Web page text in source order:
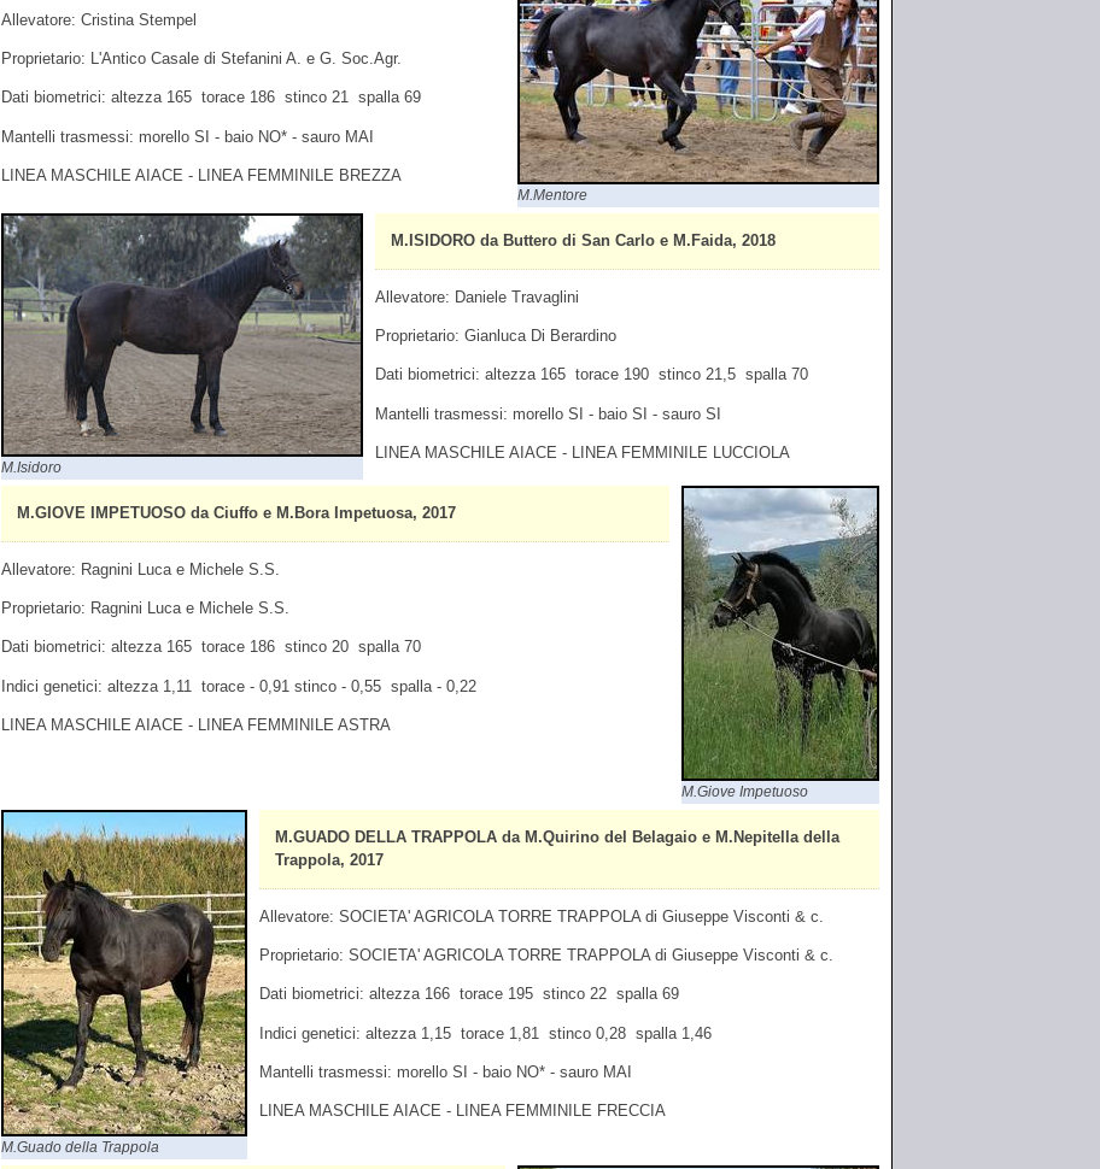
M.Mentore
Allevatore: Cristina Stempel
Proprietario: L'Antico Casale di Stefanini A. e G. Soc.Agr.
Dati biometrici: altezza 165 torace 186 stinco 21 spalla 69
Mantelli trasmessi: morello SI - baio NO* - sauro MAI
LINEA MASCHILE AIACE - LINEA FEMMINILE BREZZA
M.Isidoro
M.ISIDORO da Buttero di San Carlo e M.Faida, 2018
Allevatore: Daniele Travaglini
Proprietario: Gianluca Di Berardino
Dati biometrici: altezza 165 torace 190 stinco 21,5 spalla 70
Mantelli trasmessi: morello SI - baio SI - sauro SI
LINEA MASCHILE AIACE - LINEA FEMMINILE LUCCIOLA
M.Giove Impetuoso
M.GIOVE IMPETUOSO da Ciuffo e M.Bora Impetuosa, 2017
Allevatore: Ragnini Luca e Michele S.S.
Proprietario: Ragnini Luca e Michele S.S.
Dati biometrici: altezza 165 torace 186 stinco 20 spalla 70
Indici genetici: altezza 1,11 torace - 0,91 stinco - 0,55 spalla - 0,22
LINEA MASCHILE AIACE - LINEA FEMMINILE ASTRA
M.Guado della Trappola
M.GUADO DELLA TRAPPOLA da M.Quirino del Belagaio e M.Nepitella della
Trappola, 2017
Allevatore: SOCIETA' AGRICOLA TORRE TRAPPOLA di Giuseppe Visconti & c.
Proprietario: SOCIETA' AGRICOLA TORRE TRAPPOLA di Giuseppe Visconti & c.
Dati biometrici: altezza 166 torace 195 stinco 22 spalla 69
Indici genetici: altezza 1,15 torace 1,81 stinco 0,28 spalla 1,46
Mantelli trasmessi: morello SI - baio NO* - sauro MAI
LINEA MASCHILE AIACE - LINEA FEMMINILE FRECCIA